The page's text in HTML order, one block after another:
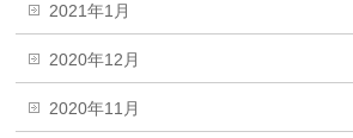
2021年1月
2020年12月
2020年11月